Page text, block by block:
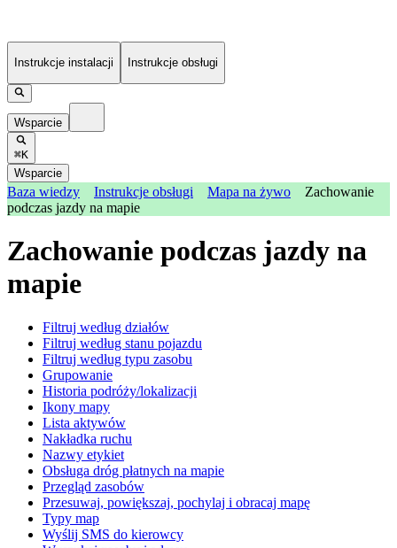
Instrukcje instalacji Instrukcje obsługi
Wsparcie
⌘K
Wsparcie
Baza wiedzy Instrukcje obsługi Mapa na żywo
Zachowanie
podczas jazdy na mapie
Zachowanie podczas jazdy na
mapie
Filtruj według działów
Filtruj według stanu pojazdu
Filtruj według typu zasobu
Grupowanie
Historia podróży/lokalizacji
Ikony mapy
Lista aktywów
Nakładka ruchu
Nazwy etykiet
Obsługa dróg płatnych na mapie
Przegląd zasobów
Przesuwaj, powiększaj, pochylaj i obracaj mapę
Typy map
Wyślij SMS do kierowcy